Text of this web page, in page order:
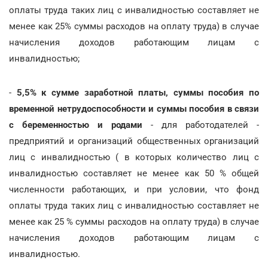
оплаты труда таких лиц с инвалидностью составляет не
менее как 25% суммы расходов на оплату труда) в случае
начисления доходов работающим лицам с
инвалидностью;
- 5,5% к сумме заработной платы, суммы пособия по
временной нетрудоспособности и суммы пособия в связи
с беременностью и родами - для работодателей -
предприятий и организаций общественных организаций
лиц с инвалидностью ( в которых количество лиц с
инвалидностью составляет не менее как 50 % общей
численности работающих, и при условии, что фонд
оплаты труда таких лиц с инвалидностью составляет не
менее как 25 % суммы расходов на оплату труда) в случае
начисления доходов работающим лицам с
инвалидностью.